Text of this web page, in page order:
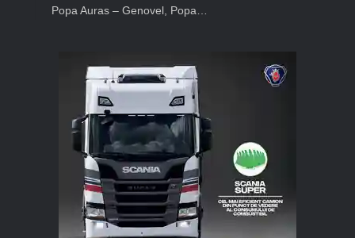
Popa Auras – Genovel, Popa…